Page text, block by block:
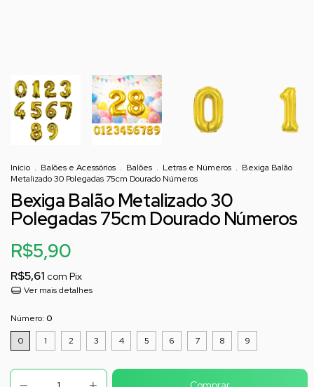
Início . Balões e Acessórios . Balões . Letras e Números . Bexiga Balão
Metalizado 30 Polegadas 75cm Dourado Números
Bexiga Balão Metalizado 30
Polegadas 75cm Dourado Números
R$5,90
R$5,61 com Pix
Ver mais detalhes
Número: 0
0
1 2 3 4 5 6 7 8 9